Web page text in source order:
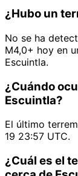
¿Hubo un
No se ha
M4,0+ hoy en
Escuintla.
¿Cuándo
Escuintla?
El último
19 23:57 UTC.
¿Cuál es el